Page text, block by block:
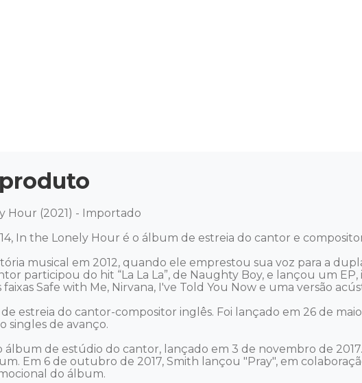
Hour (2021) - Importado
In the Lonely Hour é o álbum de estreia do cantor e
musical em 2012, quando ele emprestou sua voz para a
participou do hit “La La La”, de Naughty Boy, e lançou um
Safe with Me, Nirvana, I've Told You Now e uma versão
estreia do cantor-compositor inglês. Foi lançado em 26 de
singles de avanço.
de estúdio do cantor, lançado em 3 de novembro de
Em 6 de outubro de 2017, Smith lançou "Pray", em
do álbum.